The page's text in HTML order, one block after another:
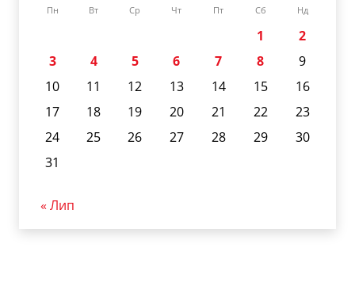
Пн Вт Ср Чт Пт Сб Нд
1
2
3
4 5 6 7 8
9
10
11 12 13 14 15
16
17
18 19 20 21 22
23
24
25 26 27 28 29
30
31
« Лип